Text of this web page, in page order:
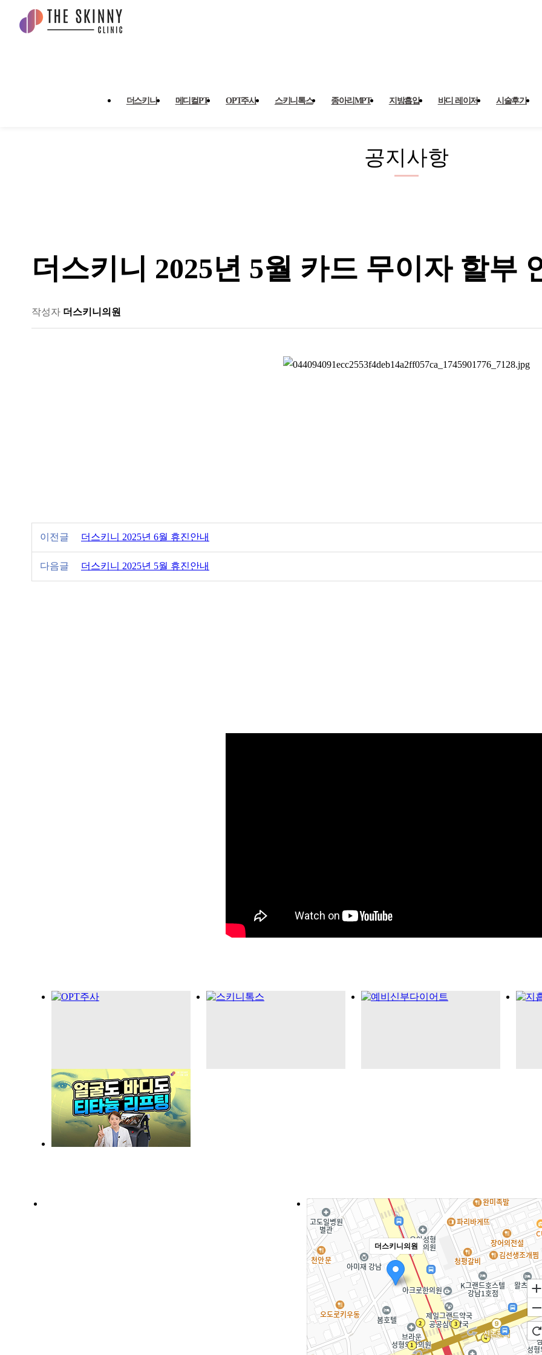
더스키니 2025년 5월 카드 무이자 할부 안내 > 공지사항
더스키니 메디컬PT OPT주사 스키니톡스 종아리MPT 지방흡입 바디 레이저 시술후기
공지사항
더스키니 2025년 5월 카드 무이자 할부
작성자 더스키니의원
이전글 더스키니 2025년 6월 휴진안내
다음글 더스키니 2025년 5월 휴진안내
더스키니의원